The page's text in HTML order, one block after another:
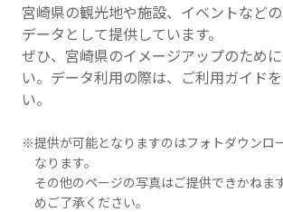
宮崎県の観光地や施設、イベントなど
データとして提供しています。
ぜひ、宮崎県のイメージアップのため
い。データ利用の際は、ご利用ガイド
い。
提供が可能となりますのはフォトダウンロ
なります。
その他のページの写真はご提供できかねま
めご了承ください。